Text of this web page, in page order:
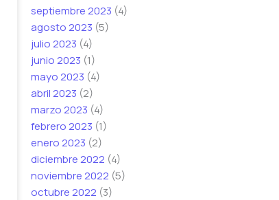
septiembre 2023 (4)
agosto 2023 (5)
julio 2023 (4)
junio 2023 (1)
mayo 2023 (4)
abril 2023 (2)
marzo 2023 (4)
febrero 2023 (1)
enero 2023 (2)
diciembre 2022 (4)
noviembre 2022 (5)
octubre 2022 (3)